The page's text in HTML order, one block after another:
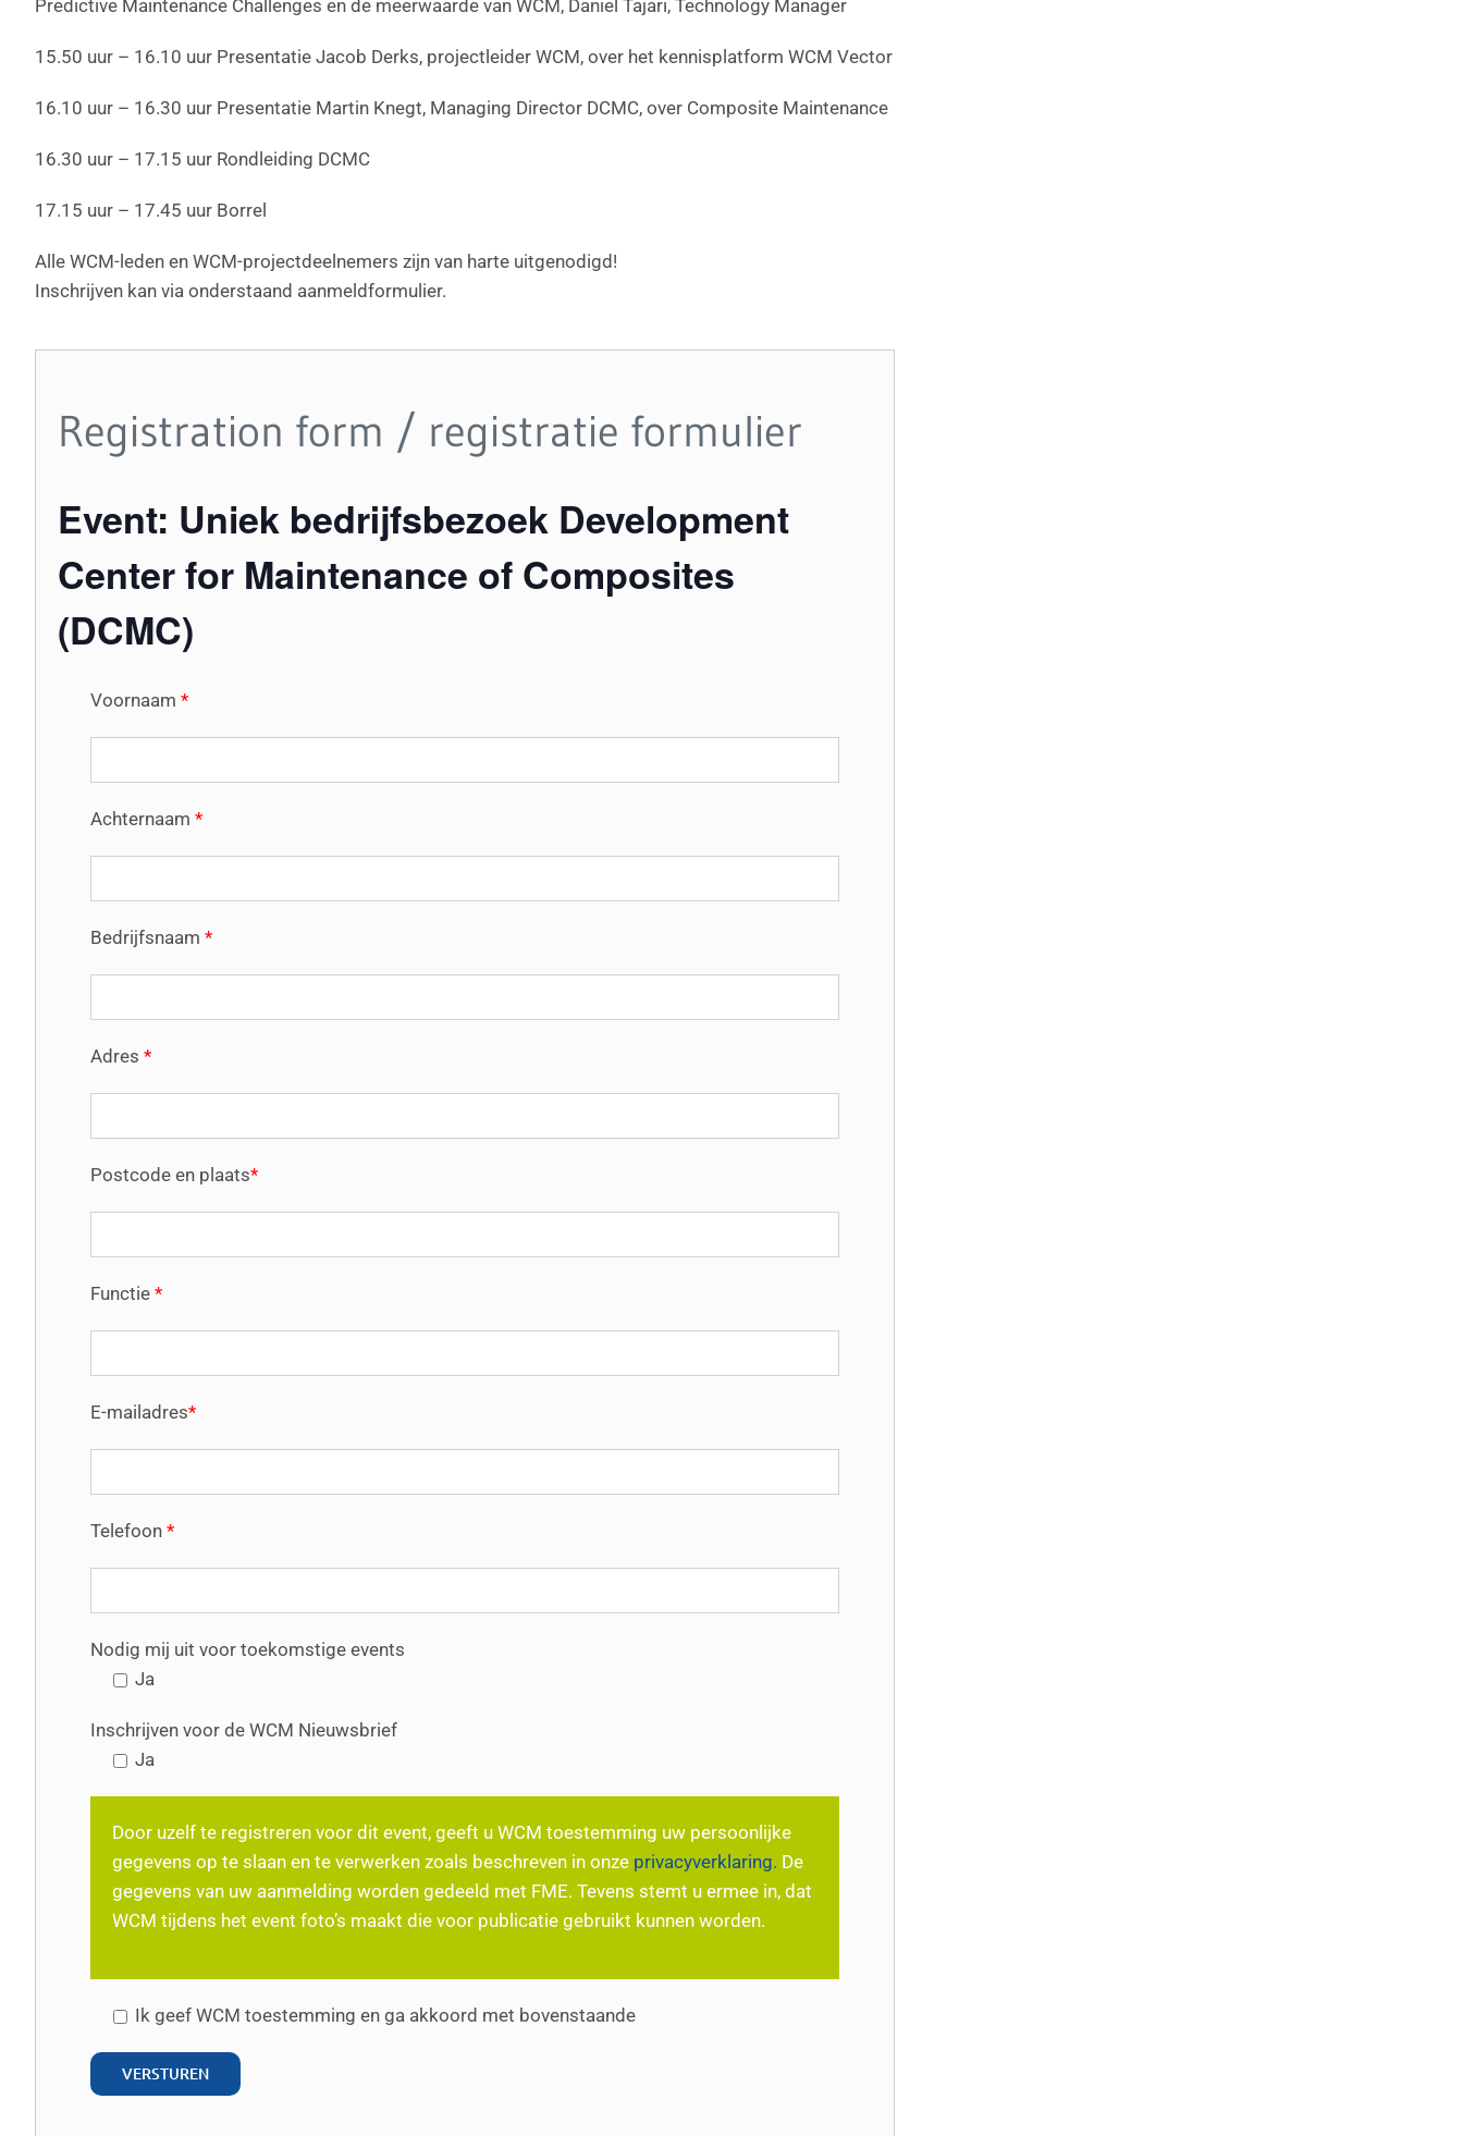
Predictive Maintenance Challenges en de meerwaarde van WCM, Daniel Tajari, Technology Manager
15.50 uur – 16.10 uur Presentatie Jacob Derks, projectleider WCM, over het kennisplatform WCM Vector
16.10 uur – 16.30 uur Presentatie Martin Knegt, Managing Director DCMC, over Composite Maintenance
16.30 uur – 17.15 uur Rondleiding DCMC
17.15 uur – 17.45 uur Borrel
Alle WCM-leden en WCM-projectdeelnemers zijn van harte uitgenodigd!
Inschrijven kan via onderstaand aanmeldformulier.
Registration form / registratie formulier
Event: Uniek bedrijfsbezoek Development
Center for Maintenance of Composites
(DCMC)
Voornaam *
Achternaam *
Bedrijfsnaam *
Adres *
Postcode en plaats*
Functie *
E-mailadres*
Telefoon *
Nodig mij uit voor toekomstige events
Ja
Inschrijven voor de WCM Nieuwsbrief
Ja
Door uzelf te registreren voor dit event, geeft u WCM toestemming uw persoonlijke
gegevens op te slaan en te verwerken zoals beschreven in onze privacyverklaring. De
gegevens van uw aanmelding worden gedeeld met FME. Tevens stemt u ermee in, dat
WCM tijdens het event foto’s maakt die voor publicatie gebruikt kunnen worden.
Ik geef WCM toestemming en ga akkoord met bovenstaande